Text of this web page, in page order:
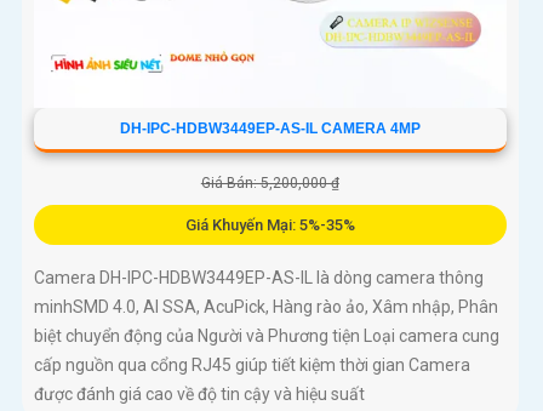
DH-IPC-HDBW3449EP-AS-IL CAMERA 4MP
Giá Bán: 5,200,000 ₫
Giá Khuyến Mại: 5%-35%
Camera DH-IPC-HDBW3449EP-AS-IL là dòng camera thông
minhSMD 4.0, AI SSA, AcuPick, Hàng rào ảo, Xâm nhập, Phân
biệt chuyển động của Người và Phương tiện Loại camera cung
cấp nguồn qua cổng RJ45 giúp tiết kiệm thời gian Camera
được đánh giá cao về độ tin cậy và hiệu suất